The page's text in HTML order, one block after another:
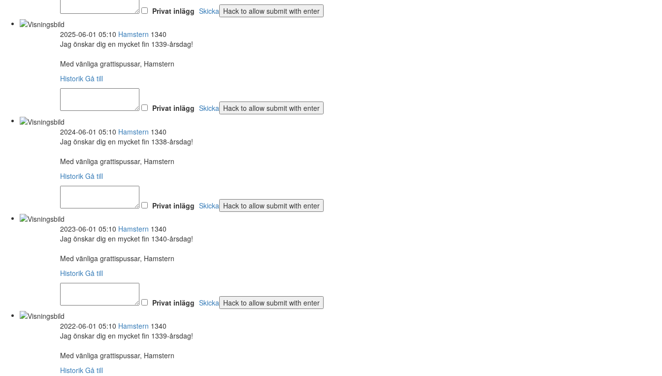
Privat inlägg Skicka
2025-06-01 05:10 Hamstern 1340
Jag önskar dig en mycket fin 1339-årsdag!
Med vänliga grattispussar, Hamstern
Historik Gå till
Privat inlägg Skicka
2024-06-01 05:10 Hamstern 1340
Jag önskar dig en mycket fin 1338-årsdag!
Med vänliga grattispussar, Hamstern
Historik Gå till
Privat inlägg Skicka
2023-06-01 05:10 Hamstern 1340
Jag önskar dig en mycket fin 1340-årsdag!
Med vänliga grattispussar, Hamstern
Historik Gå till
Privat inlägg Skicka
2022-06-01 05:10 Hamstern 1340
Jag önskar dig en mycket fin 1339-årsdag!
Med vänliga grattispussar, Hamstern
Historik Gå till